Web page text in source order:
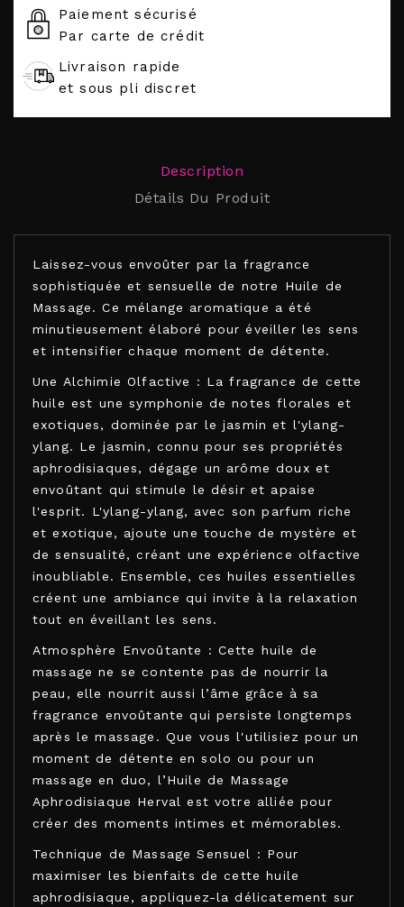
Paiement sécurisé
Par carte de crédit
Livraison rapide
et sous pli discret
Description
Détails Du Produit
Laissez-vous envoûter par la fragrance
sophistiquée et sensuelle de notre Huile de
Massage. Ce mélange aromatique a été
minutieusement élaboré pour éveiller les sens
et intensifier chaque moment de détente.
Une Alchimie Olfactive : La fragrance de cette
huile est une symphonie de notes florales et
exotiques, dominée par le jasmin et l'ylang-
ylang. Le jasmin, connu pour ses propriétés
aphrodisiaques, dégage un arôme doux et
envoûtant qui stimule le désir et apaise
l'esprit. L'ylang-ylang, avec son parfum riche
et exotique, ajoute une touche de mystère et
de sensualité, créant une expérience olfactive
inoubliable. Ensemble, ces huiles essentielles
créent une ambiance qui invite à la relaxation
tout en éveillant les sens.
Atmosphère Envoûtante : Cette huile de
massage ne se contente pas de nourrir la
peau, elle nourrit aussi l’âme grâce à sa
fragrance envoûtante qui persiste longtemps
après le massage. Que vous l'utilisiez pour un
moment de détente en solo ou pour un
massage en duo, l’Huile de Massage
Aphrodisiaque Herval est votre alliée pour
créer des moments intimes et mémorables.
Technique de Massage Sensuel : Pour
maximiser les bienfaits de cette huile
aphrodisiaque, appliquez-la délicatement sur